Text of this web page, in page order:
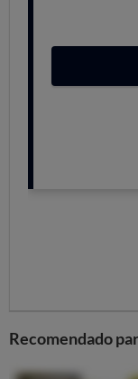
Si crees que es
determinadas
recurso contra
rellenarlo con tus
Recomendado